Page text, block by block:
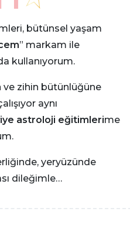
bütünsel yaşam
” markam ile
kullanıyorum.
ve zihin bütünlüğüne
aynı
astroloji eğitimlerime
yeryüzünde
dileğimle…